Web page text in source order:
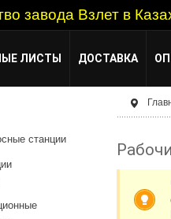
завода Взлет в
ЛИСТЫ ДОСТАВКА
станции